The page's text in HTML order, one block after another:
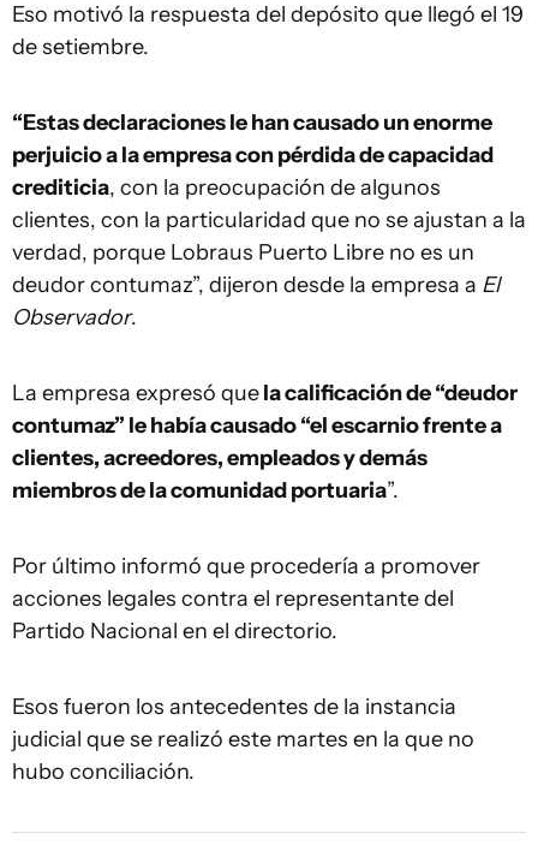
Eso motivó la respuesta del depósito que llegó el 19
de setiembre.
“Estas declaraciones le han causado un enorme
perjuicio a la empresa con pérdida de capacidad
crediticia, con la preocupación de algunos
clientes, con la particularidad que no se ajustan a la
verdad, porque Lobraus Puerto Libre no es un
deudor contumaz”, dijeron desde la empresa a El
Observador.
La empresa expresó quela calificación de “deudor
contumaz” le había causado “el escarnio frente a
clientes, acreedores, empleados y demás
miembros de la comunidad portuaria”.
Por último informó que procedería a promover
acciones legales contra el representante del
Partido Nacional en el directorio.
Esos fueron los antecedentes de la instancia
judicial que se realizó este martes en la que no
hubo conciliación.